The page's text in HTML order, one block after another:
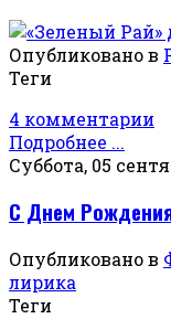
Опубликовано в
Теги
4 комментарии
Подробнее ...
Суббота, 05
С Днем
Опубликовано в
лирика
Теги